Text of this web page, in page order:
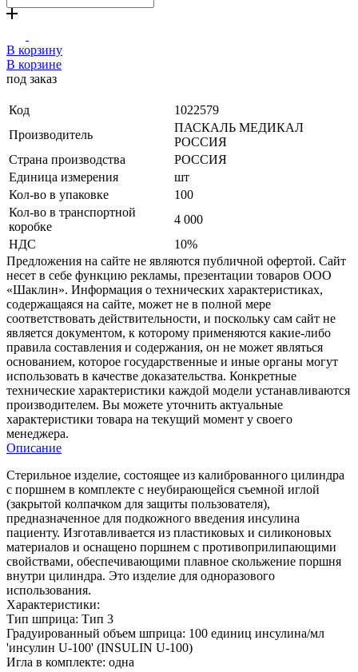
В корзину
В корзине
под заказ
Код
1022579
Производитель
ПАСКАЛЬ МЕДИКАЛ
РОССИЯ
Страна производства
РОССИЯ
Единица измерения
шт
Кол-во в упаковке
100
Кол-во в транспортной
коробке
4 000
НДС
10%
Предложения на сайте не являются публичной офертой. Сайт
несет в себе функцию рекламы, презентации товаров ООО
«Шаклин». Информация о технических характеристиках,
содержащаяся на сайте, может не в полной мере
соответствовать действительности, и поскольку сам сайт не
является документом, к которому применяются какие-либо
правила составления и содержания, он не может являться
основанием, которое государственные и иные органы могут
использовать в качестве доказательства. Конкретные
технические характеристики каждой модели устанавливаются
производителем. Вы можете уточнить актуальные
характеристики товара на текущий момент у своего
менеджера.
Описание
Стерильное изделие, состоящее из калиброванного цилиндра
с поршнем в комплекте с неубирающейся съемной иглой
(закрытой колпачком для защиты пользователя),
предназначенное для подкожного введения инсулина
пациенту. Изготавливается из пластиковых и силиконовых
материалов и оснащено поршнем с противоприлипающими
свойствами, обеспечивающими плавное скольжение поршня
внутри цилиндра. Это изделие для одноразового
использования.
Характеристики:
Тип шприца: Тип 3
Градуированный объем шприца: 100 единиц инсулина/мл
'инсулин U-100' (INSULIN U-100)
Игла в комплекте: одна